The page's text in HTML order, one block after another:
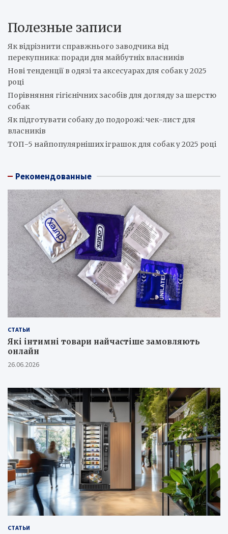
Полезные записи
Як відрізнити справжнього заводчика від
перекупника: поради для майбутніх власників
Нові тенденції в одязі та аксесуарах для собак у 2025
році
Порівняння гігієнічних засобів для догляду за шерстю
собак
Як підготувати собаку до подорожі: чек-лист для
власників
ТОП-5 найпопулярніших іграшок для собак у 2025 році
Рекомендованные
СТАТЬИ
Які інтимні товари найчастіше замовляють
онлайн
26.06.2026
СТАТЬИ